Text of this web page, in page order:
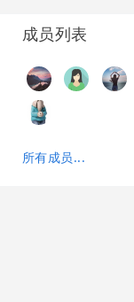
成员列表
所有成员...